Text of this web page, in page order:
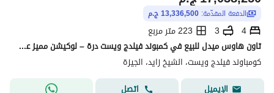
الدفعة المقدّمة: 13,336,500 ج.م
4
3
223 متر مربع
تاون هاوس ميدل للبيع في كمبوند فيلدج ويست درة – لوكيشن مميز على الكلوب هاوس
كومباوند فيلدج ويست، الشيخ زايد، الجيزة
الإيميل
اتصل